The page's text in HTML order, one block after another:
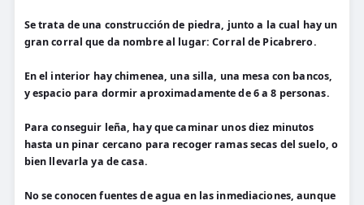
Se trata de una construcción de piedra, junto a la cual hay un
gran corral que da nombre al lugar: Corral de Picabrero.
En el interior hay chimenea, una silla, una mesa con bancos,
y espacio para dormir aproximadamente de 6 a 8 personas.
Para conseguir leña, hay que caminar unos diez minutos
hasta un pinar cercano para recoger ramas secas del suelo, o
bien llevarla ya de casa.
No se conocen fuentes de agua en las inmediaciones, aunque